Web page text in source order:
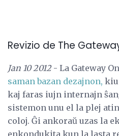
Revizio de The
Jan 10 2012- La Gateway
saman bazan dezajnon,
kaj faras iujn internajn
sistemon unu el la plej
coloj. Ĝi ankoraŭ uzas la